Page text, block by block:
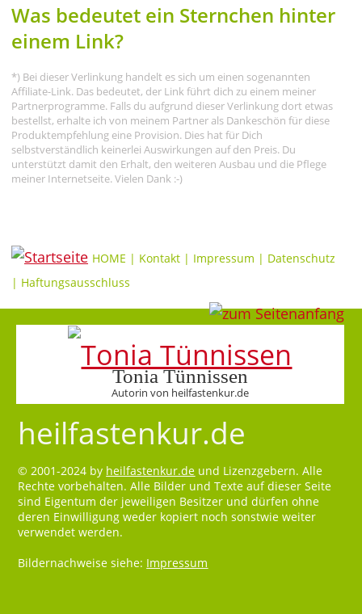
Was bedeutet ein Sternchen hinter
einem Link?
*) Bei dieser Verlinkung handelt es sich um einen sogenannten
Affiliate-Link. Das bedeutet, der Link führt dich zu einem meiner
Partnerprogramme. Falls du aufgrund dieser Verlinkung dort etwas
bestellst, erhalte ich von meinem Partner als Dankeschön für diese
Produktempfehlung eine Provision. Dies hat für Dich
selbstverständlich keinerlei Auswirkungen auf den Preis. Du
unterstützt damit den Erhalt, den weiteren Ausbau und die Pflege
meiner Internetseite. Vielen Dank :-)
HOME | Kontakt | Impressum | Datenschutz
| Haftungsausschluss
Tonia Tünnissen
Autorin von heilfastenkur.de
heilfastenkur.de
© 2001-2024 by heilfastenkur.de und Lizenzgebern. Alle
Rechte vorbehalten. Alle Bilder und Texte auf dieser Seite
sind Eigentum der jeweiligen Besitzer und dürfen ohne
deren Einwilligung weder kopiert noch sonstwie weiter
verwendet werden.
Bildernachweise siehe: Impressum